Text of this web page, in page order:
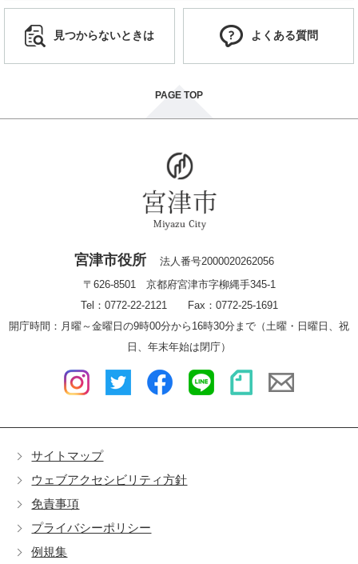
見つからないときは よくある質問
PAGE TOP
サイトマップ
ウェブアクセシビリティ方針
免責事項
プライバシーポリシー
例規集
宮津市役所
法人番号2000020262056
〒626-8501 京都府宮津市字柳縄手345-1
Tel：0772-22-2121 Fax：0772-25-1691
開庁時間：月曜～金曜日の9時00分から16時30分まで（土曜・日曜日、祝
日、年末年始は閉庁）